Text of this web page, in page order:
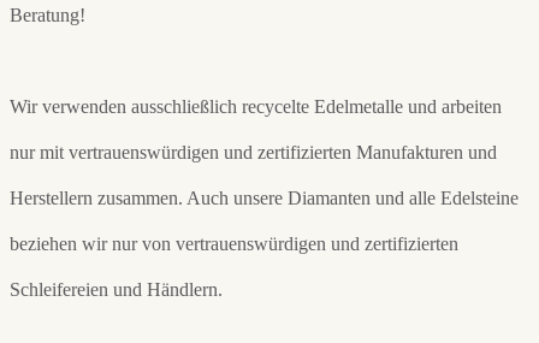
Beratung!
Wir verwenden ausschließlich recycelte Edelmetalle und arbeiten
nur mit vertrauenswürdigen und zertifizierten Manufakturen und
Herstellern zusammen. Auch unsere Diamanten und alle Edelsteine
beziehen wir nur von vertrauenswürdigen und zertifizierten
Schleifereien und Händlern.